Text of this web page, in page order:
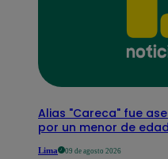
Alias "Careca" fue
por un menor de
Lima 09 de agosto 2026